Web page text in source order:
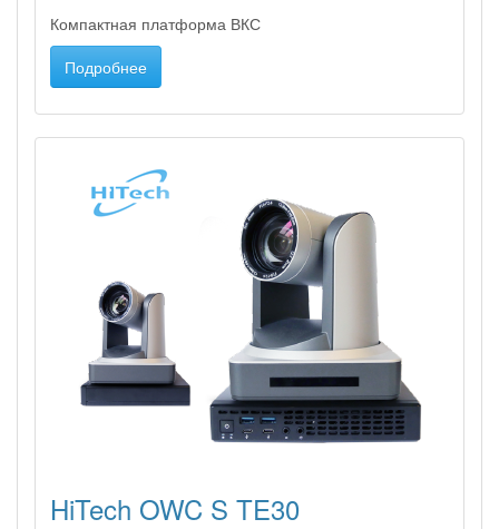
Компактная платформа ВКС
Подробнее
HiTech OWC S TE30